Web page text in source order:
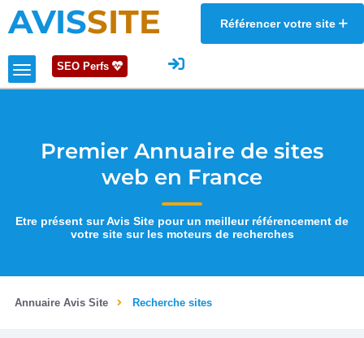
AVISSITE Référencer votre site
SEO Perfs
Premier Annuaire de sites
web en France
Etre présent sur Avis Site pour un meilleur référencement de
votre site sur les moteurs de recherches
Annuaire Avis Site Recherche sites